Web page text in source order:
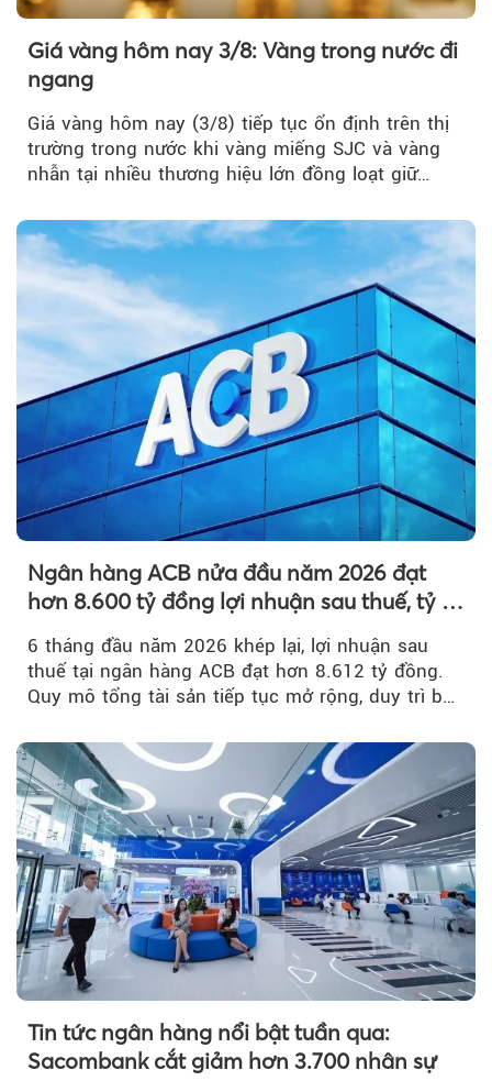
Giá vàng hôm nay 3/8: Vàng trong nước đi
ngang
Giá vàng hôm nay (3/8) tiếp tục ổn định trên thị
trường trong nước khi vàng miếng SJC và vàng
nhẫn tại nhiều thương hiệu lớn đồng loạt giữ
Ngân hàng ACB nửa đầu năm 2026 đạt
hơn 8.600 tỷ đồng lợi nhuận sau thuế, tỷ lệ
6 tháng đầu năm 2026 khép lại, lợi nhuận sau
thuế tại ngân hàng ACB đạt hơn 8.612 tỷ đồng.
Quy mô tổng tài sản tiếp tục mở rộng, duy trì bộ
Tin tức ngân hàng nổi bật tuần qua:
Sacombank cắt giảm hơn 3.700 nhân sự